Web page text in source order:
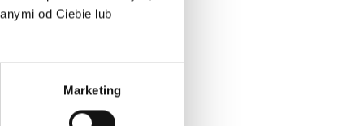
od Ciebie lub
Marketing